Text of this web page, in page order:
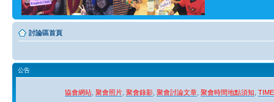
討論區首頁
公告
協會網站 聚會照片 聚會錄影 聚會討論文章 聚會時間地點須知